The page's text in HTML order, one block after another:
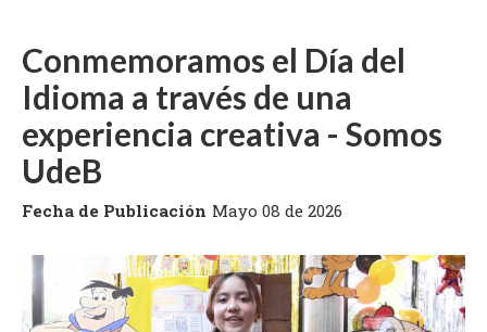
Conmemoramos el Día del
Idioma a través de una
experiencia creativa - Somos
UdeB
Fecha de Publicación Mayo 08 de 2026